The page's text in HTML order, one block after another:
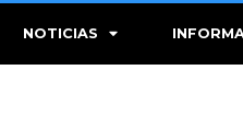
NOTICIAS